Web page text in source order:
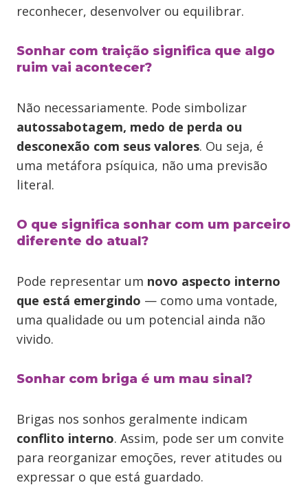
reconhecer, desenvolver ou equilibrar.
Sonhar com traição significa que algo
ruim vai acontecer?
Não necessariamente. Pode simbolizar
autossabotagem, medo de perda ou
desconexão com seus valores. Ou seja, é
uma metáfora psíquica, não uma previsão
literal.
O que significa sonhar com um parceiro
diferente do atual?
Pode representar um novo aspecto interno
que está emergindo — como uma vontade,
uma qualidade ou um potencial ainda não
vivido.
Sonhar com briga é um mau sinal?
Brigas nos sonhos geralmente indicam
conflito interno. Assim, pode ser um convite
para reorganizar emoções, rever atitudes ou
expressar o que está guardado.